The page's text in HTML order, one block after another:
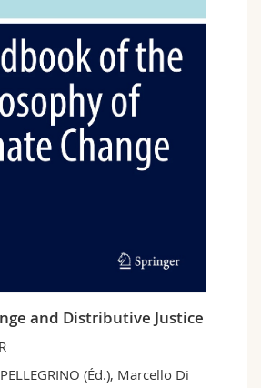
and Distributive Justice
(Éd.), Marcello Di